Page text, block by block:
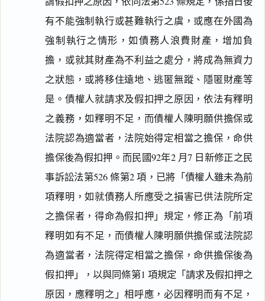
有不能強制執行或甚難執行之虞，或應在外國為
強制執行之情形，如債務人浪費財產，增加負
擔，或就其財產為不利益之處分，將成為無資力
之狀態，或將移住遠地、逃匿無蹤、隱匿財產等
是。債權人就請求及假扣押之原因，依法有釋明
之義務，如釋明不足，而債權人陳明願供擔保或
法院認為適當者，法院始得定相當之擔保，命供
擔保後為假扣押。而民國92年2 月7 日新修正之民
事訴訟法第526 條第2 項，已將「債權人雖未為前
項釋明，如就債務人所應受之損害已供法院所定
之擔保者，得命為假扣押」規定，修正為「前項
釋明如有不足，而債權人陳明願供擔保或法院認
為適當者，法院得定相當之擔保，命供擔保後為
假扣押」，以與同條第1 項規定「請求及假扣押之
原因，應釋明之」相呼應，必因釋明而有不足，